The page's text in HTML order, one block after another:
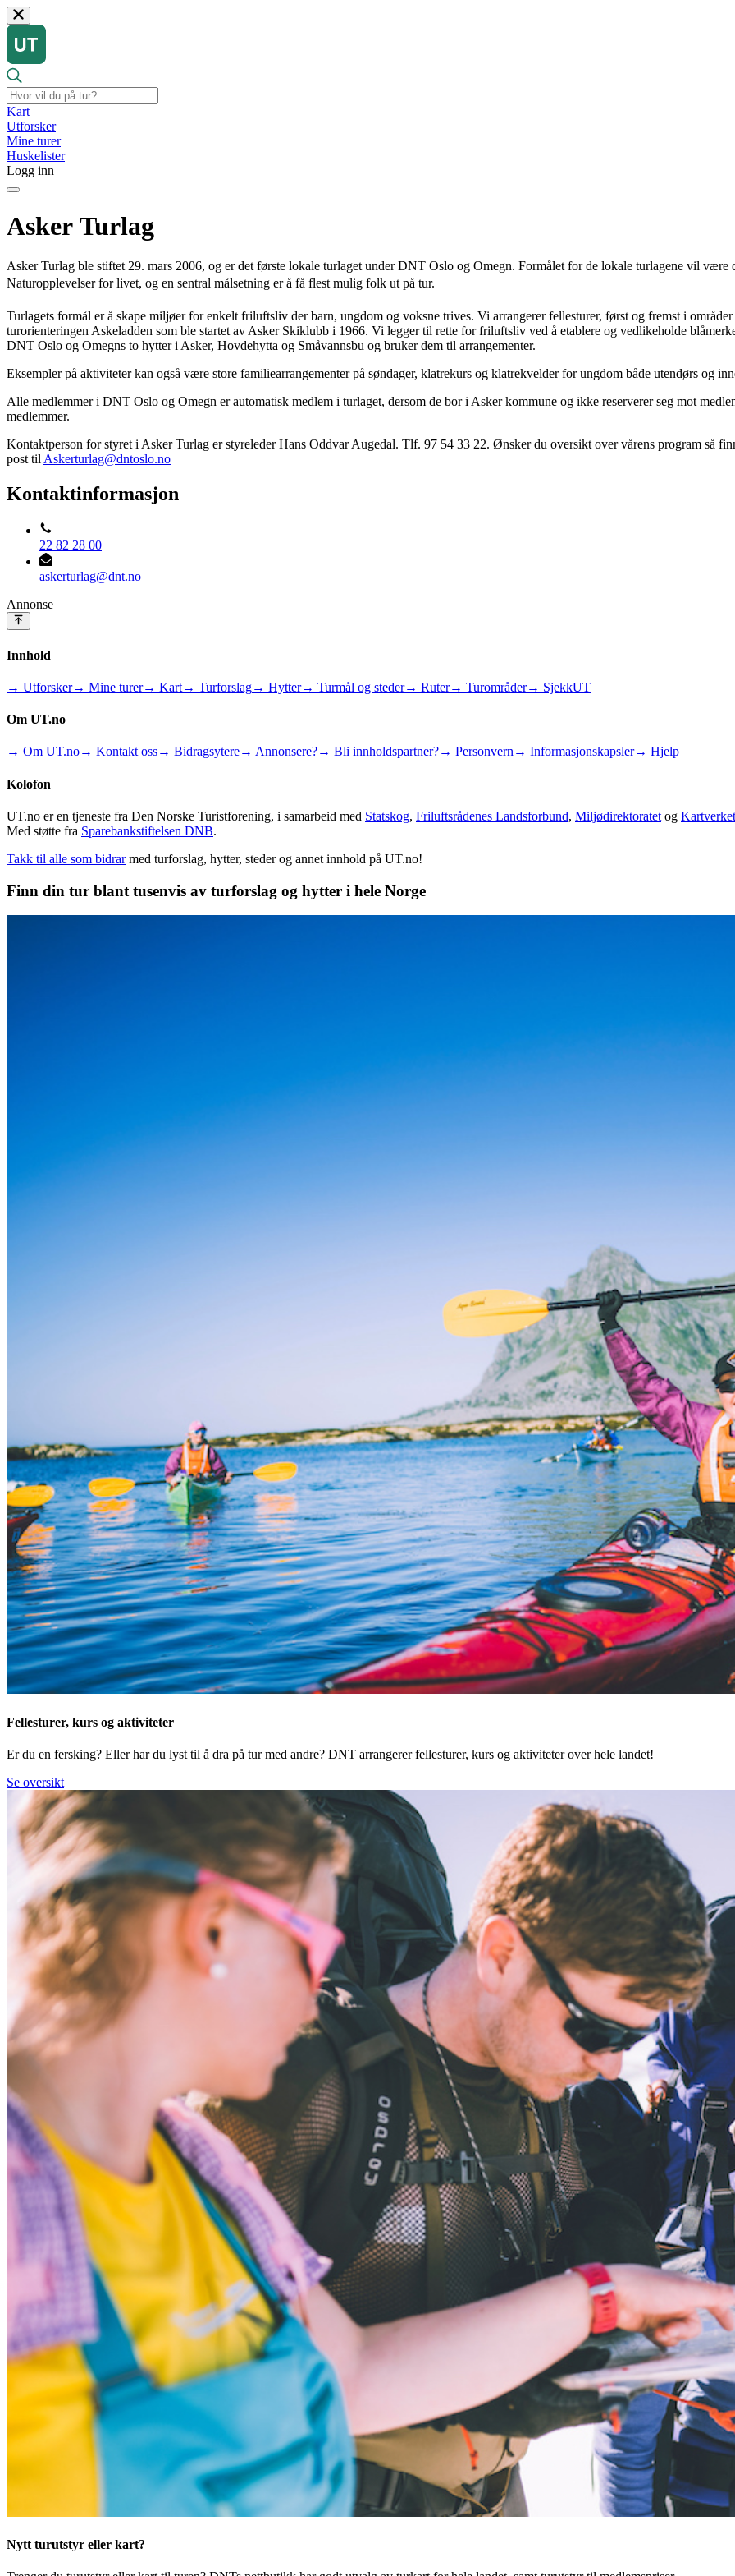
Kart
Utforsker
Mine turer
Huskelister
Logg inn
Asker Turlag
Asker Turlag ble stiftet 29. mars 2006, og er det første lokale turlaget under DNT Oslo og Omegn. Formålet for de lokale turlagene vil
Naturopplevelser for livet, og en sentral målsetning er å få flest mulig folk ut på tur.
Turlagets formål er å skape miljøer for enkelt friluftsliv der barn, ungdom og voksne trives. Vi arrangerer fellesturer, først og fremst i
turorienteringen Askeladden som ble startet av Asker Skiklubb i 1966. Vi legger til rette for friluftsliv ved å etablere og vedlikeholde
DNT Oslo og Omegns to hytter i Asker, Hovdehytta og Småvannsbu og bruker dem til arrangementer.
Eksempler på aktiviteter kan også være store familiearrangementer på søndager, klatrekurs og klatrekvelder for ungdom både utendørs og
Alle medlemmer i DNT Oslo og Omegn er automatisk medlem i turlaget, dersom de bor i Asker kommune og ikke reserverer seg mot
medlemmer.
Kontaktperson for styret i Asker Turlag er styreleder Hans Oddvar Augedal. Tlf. 97 54 33 22. Ønsker du oversikt over vårens program så
post til Askerturlag@dntoslo.no
Kontaktinformasjon
22 82 28 00
askerturlag@dnt.no
Annonse
Innhold
→ Utforsker→ Mine turer→ Kart→ Turforslag→ Hytter→ Turmål og steder→ Ruter→ Turområder→ SjekkUT
Om UT.no
→ Om UT.no→ Kontakt oss→ Bidragsytere→ Annonsere?→ Bli innholdspartner?→ Personvern→ Informasjonskapsler→ Hjelp
Kolofon
UT.no er en tjeneste fra Den Norske Turistforening, i samarbeid med Statskog, Friluftsrådenes Landsforbund, Miljødirektoratet og Kartverket
Med støtte fra Sparebankstiftelsen DNB.
Takk til alle som bidrar med turforslag, hytter, steder og annet innhold på UT.no!
Finn din tur blant tusenvis av turforslag og hytter i hele Norge
Fellesturer, kurs og aktiviteter
Er du en fersking? Eller har du lyst til å dra på tur med andre? DNT arrangerer fellesturer, kurs og aktiviteter over hele landet!
Se oversikt
Nytt turutstyr eller kart?